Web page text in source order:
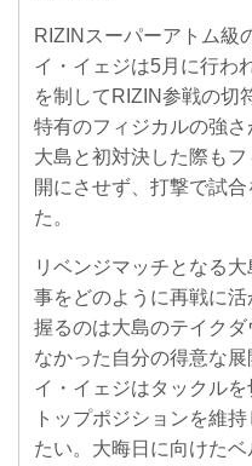
RIZINスーパーアトム級
イ・イェジは5月に行わ
を制してRIZIN参戦の切
特有のフィジカルの強
大島と初対決した際も
開にさせず、打撃で試
た。
リベンジマッチとなる
事をどのように再戦に
握るのは大島のテイク
なかった自分の得意な展
イ・イェジはタックル
トップポジションを維
たい。大晦日に向けた